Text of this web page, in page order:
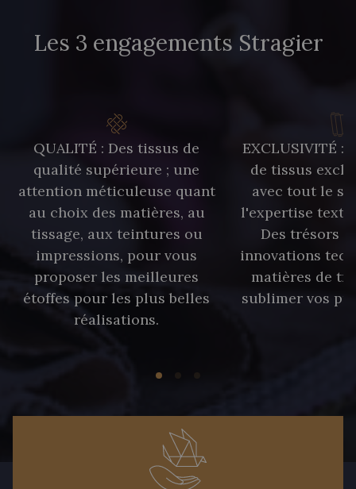
Les 3 engagements Stragier
QUALITÉ : Des tissus de
qualité supérieure ; une
attention méticuleuse quant
au choix des matières, au
tissage, aux teintures ou
impressions, pour vous
proposer les meilleures
étoffes pour les plus belles
réalisations.
EXCLUSIVITÉ :
de tissus
avec tout le
l'expertise
Des trésors
innovations
matières de
sublimer vos